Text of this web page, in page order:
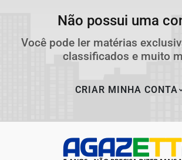
Não possui uma
Você pode ler matérias
classificados e muito
CRIAR MINHA CONTA